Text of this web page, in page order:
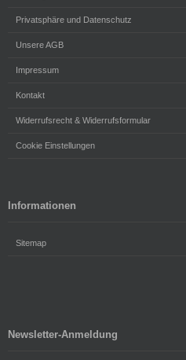
Privatsphäre und Datenschutz
Unsere AGB
Impressum
Kontakt
Widerrufsrecht & Widerrufsformular
Cookie Einstellungen
Informationen
Sitemap
Newsletter-Anmeldung